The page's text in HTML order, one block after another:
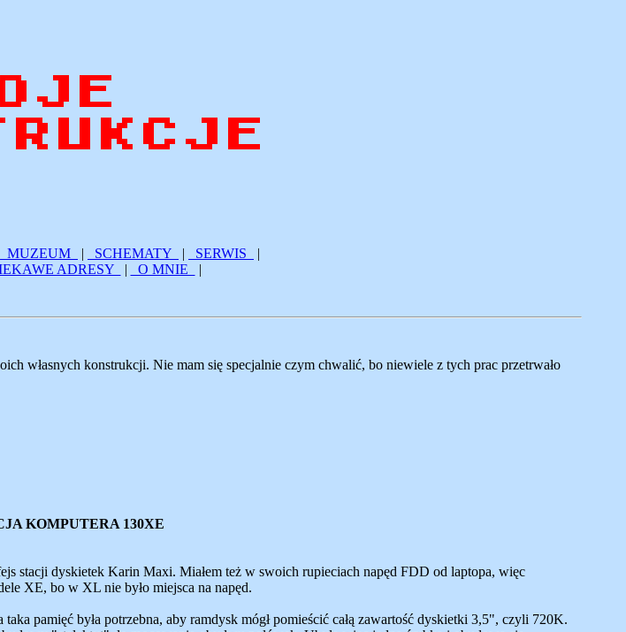
MUZEUM | SCHEMATY | SERWIS
|
ADRESY | O MNIE |
własnych konstrukcji. Nie mam się specjalnie czym chwalić, bo niewiele z tych prac przetrwało
KOMPUTERA 130XE
stacji dyskietek Karin Maxi. Miałem też w swoich rupieciach napęd FDD od laptopa, więc
XE, bo w XL nie było miejsca na napęd.
pamięć była potrzebna, aby ramdysk mógł pomieścić całą zawartość dyskietki 3,5", czyli 720K.